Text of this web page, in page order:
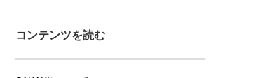
コンテンツを読む